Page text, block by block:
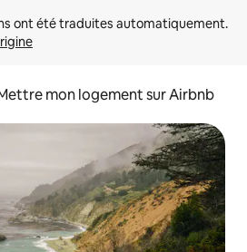
mon logement sur Airbnb